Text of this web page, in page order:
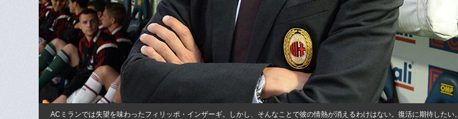
ACミランでは失望を味わったフィリッポ・インザーギ。しかし、そんなことで彼の情熱が消えるわけはない。復活に期待したい。